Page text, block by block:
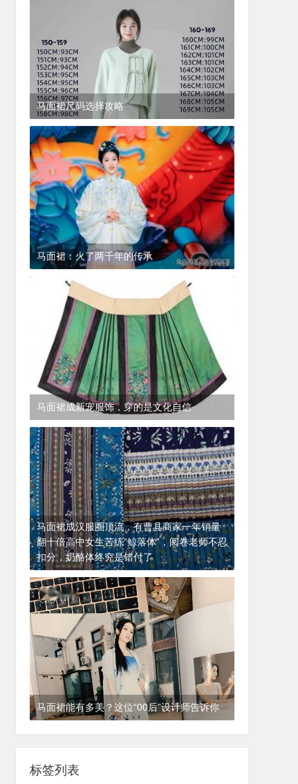
马面裙尺码选择攻略
2024-11-13 马面裙导购
马面裙：火了两千年的传承
马面裙成新宠服饰，穿的是文化自信
马面裙成汉服圈顶流，有曹县商家一年销量
翻十倍高中女生苦练“鲸落体”，阅卷老师不忍
扣分，奶酪体终究是错付了
马面裙能有多美？这位“00后”设计师告诉你
标签列表